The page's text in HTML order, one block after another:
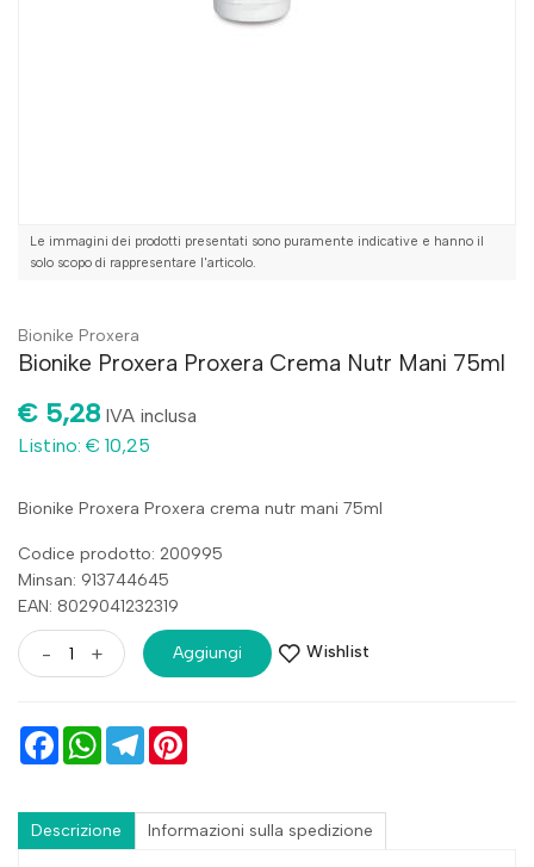
Le immagini dei prodotti presentati sono puramente indicative e hanno il
solo scopo di rappresentare l'articolo.
Bionike Proxera
Bionike Proxera Proxera Crema Nutr Mani 75ml
€ 5,28 IVA inclusa
Listino: € 10,25
Bionike Proxera Proxera crema nutr mani 75ml
Codice prodotto: 200995
Minsan: 913744645
EAN: 8029041232319
- + Aggiungi Wishlist
FacebookWhatsAppTelegram
Descrizione Informazioni sulla spedizione